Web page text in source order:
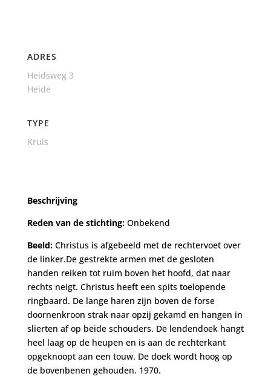
ADRES
Heidsweg 3
Heide
TYPE
Kruis
Beschrijving
Reden van de stichting: Onbekend
Beeld: Christus is afgebeeld met de rechtervoet over
de linker.De gestrekte armen met de gesloten
handen reiken tot ruim boven het hoofd, dat naar
rechts neigt. Christus heeft een spits toelopende
ringbaard. De lange haren zijn boven de forse
doornenkroon strak naar opzij gekamd en hangen in
slierten af op beide schouders. De lendendoek hangt
heel laag op de heupen en is aan de rechterkant
opgeknoopt aan een touw. De doek wordt hoog op
de bovenbenen gehouden. 1970.